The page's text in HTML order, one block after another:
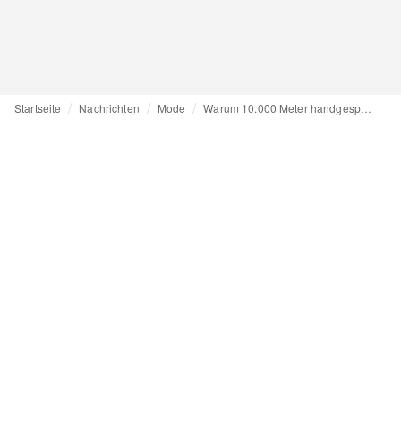
Startseite Nachrichten Mode Warum 10.000 Meter handgesponnener Flachsgarn nicht für ein einziges Kleidungsstück ausreichen